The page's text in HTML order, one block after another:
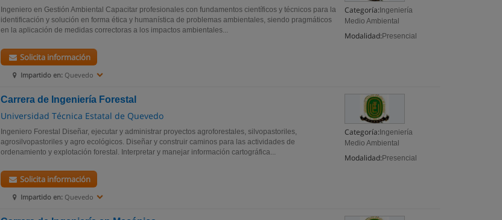
Categoría: Ingeniería
Medio Ambiental
Modalidad: Presencial
Ingeniero en Gestión Ambiental Capacitar profesionales con fundamentos científicos y técnicos para la
identificación y solución en forma ética y humanística de problemas ambientales, siendo pragmáticos
en la aplicación de medidas correctoras a los impactos ambientales...
Impartido en: Quevedo
Solicita información
Carrera de Ingeniería Forestal
Universidad Técnica Estatal de Quevedo
Categoría: Ingeniería
Medio Ambiental
Modalidad: Presencial
Ingeniero Forestal Diseñar, ejecutar y administrar proyectos agroforestales, silvopastoriles,
agrosilvopastoriles y agro ecológicos. Diseñar y construir caminos para las actividades de
ordenamiento y explotación forestal. Interpretar y manejar información cartográfica...
Impartido en: Quevedo
Solicita información